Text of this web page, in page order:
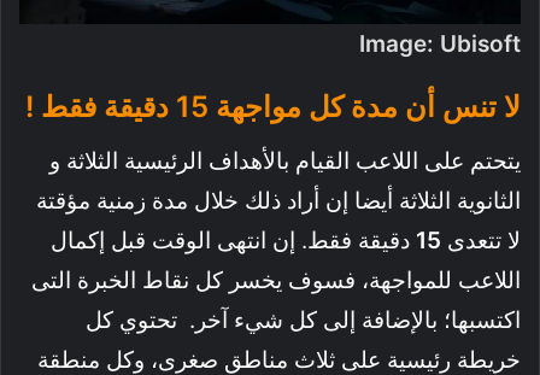
Image: Ubisoft
لا تنس أن مدة كل مواجهة 15 دقيقة فقط !
يتحتم على اللاعب القيام بالأهداف الرئيسية الثلاثة و
الثانوية الثلاثة أيضا إن أراد ذلك خلال مدة زمنية مؤقتة
لا تتعدى 15 دقيقة فقط. إن انتهى الوقت قبل إكمال
اللاعب للمواجهة، فسوف يخسر كل نقاط الخبرة التى
اكتسبها؛ بالإضافة إلى كل شيء آخر. تحتوي كل
خريطة رئيسية على ثلاث مناطق صغرى، وكل منطقة